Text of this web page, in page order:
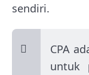
sendiri.
CPA
untuk